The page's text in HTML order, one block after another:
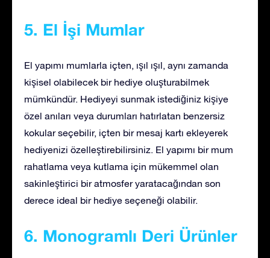
5. El İşi Mumlar
El yapımı mumlarla içten, ışıl ışıl, aynı zamanda
kişisel olabilecek bir hediye oluşturabilmek
mümkündür. Hediyeyi sunmak istediğiniz kişiye
özel anıları veya durumları hatırlatan benzersiz
kokular seçebilir, içten bir mesaj kartı ekleyerek
hediyenizi özelleştirebilirsiniz. El yapımı bir mum
rahatlama veya kutlama için mükemmel olan
sakinleştirici bir atmosfer yaratacağından son
derece ideal bir hediye seçeneği olabilir.
6. Monogramlı Deri Ürünler